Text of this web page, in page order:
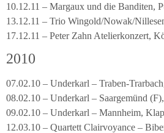
10.12.11 – Margaux und die Banditen,
13.12.11 – Trio Wingold/Nowak/
17.12.11 – Peter Zahn Atelierkonzert,
2010
07.02.10 – Underkarl – Traben-
08.02.10 – Underkarl – Saargemünd
09.02.10 – Underkarl – Mannheim,
12.03.10 – Quartett Clairvoyance –